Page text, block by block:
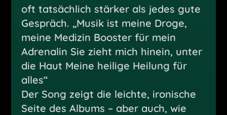
oft tatsächlich stärker als jedes gute
Gespräch. „Musik ist meine Droge,
meine Medizin Booster für mein
Adrenalin Sie zieht mich hinein, unter
die Haut Meine heilige Heilung für
alles“
Der Song zeigt die leichte, ironische
Seite des Albums – aber auch, wie